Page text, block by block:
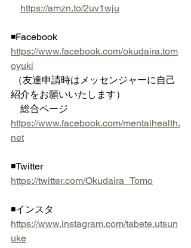
https://amzn.to/2uv1wju
◾️Facebook
https://www.facebook.com/okudaira.tom
oyuki
紹介をお願いいたします）
総合ページ
https://www.facebook.com/mentalhealth.
net
◾️Twitter
https://twitter.com/Okudaira_Tomo
◾️インスタ
https://www.instagram.com/tabete.utsun
uke